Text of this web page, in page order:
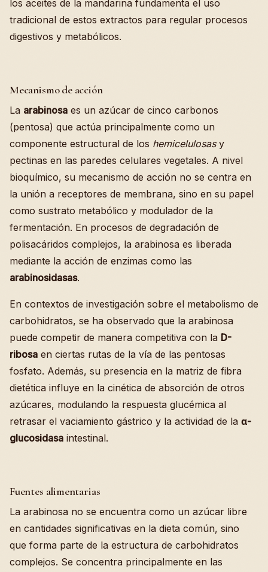
los aceites de la mandarina fundamenta el uso
tradicional de estos extractos para regular procesos
digestivos y metabólicos.
Mecanismo de acción
La arabinosa es un azúcar de cinco carbonos
(pentosa) que actúa principalmente como un
componente estructural de los hemicelulosasy
pectinas en las paredes celulares vegetales. A nivel
bioquímico, su mecanismo de acción no se centra en
la unión a receptores de membrana, sino en su papel
como sustrato metabólico y modulador de la
fermentación. En procesos de degradación de
polisacáridos complejos, la arabinosa es liberada
mediante la acción de enzimas como las
arabinosidasas.
En contextos de investigación sobre el metabolismo de
carbohidratos, se ha observado que la arabinosa
puede competir de manera competitiva con la D-
ribosa en ciertas rutas de la vía de las pentosas
fosfato. Además, su presencia en la matriz de fibra
dietética influye en la cinética de absorción de otros
azúcares, modulando la respuesta glucémica al
retrasar el vaciamiento gástrico y la actividad de la α-
glucosidasa intestinal.
Fuentes alimentarias
La arabinosa no se encuentra como un azúcar libre
en cantidades significativas en la dieta común, sino
que forma parte de la estructura de carbohidratos
complejos. Se concentra principalmente en las